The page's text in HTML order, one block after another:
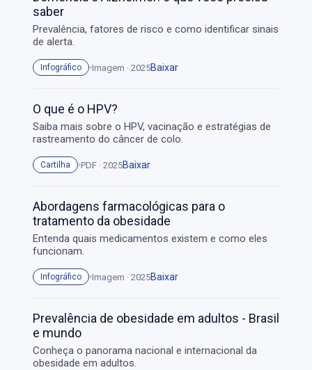
saber
Prevalência, fatores de risco e como identificar sinais
de alerta.
Infográfico Imagem · 2025Baixar
O que é o HPV?
Saiba mais sobre o HPV, vacinação e estratégias de
rastreamento do câncer de colo.
Cartilha PDF · 2025Baixar
Abordagens farmacológicas para o
tratamento da obesidade
Entenda quais medicamentos existem e como eles
funcionam.
Infográfico Imagem · 2025Baixar
Prevalência de obesidade em adultos - Brasil
e mundo
Conheça o panorama nacional e internacional da
obesidade em adultos.